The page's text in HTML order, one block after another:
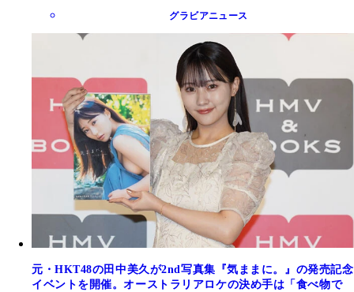
グラビアニュース
元・HKT48の田中美久が2nd写真集『気ままに。』の発売記念
イベントを開催。オーストラリアロケの決め手は「食べ物で